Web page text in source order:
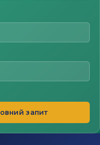
запит